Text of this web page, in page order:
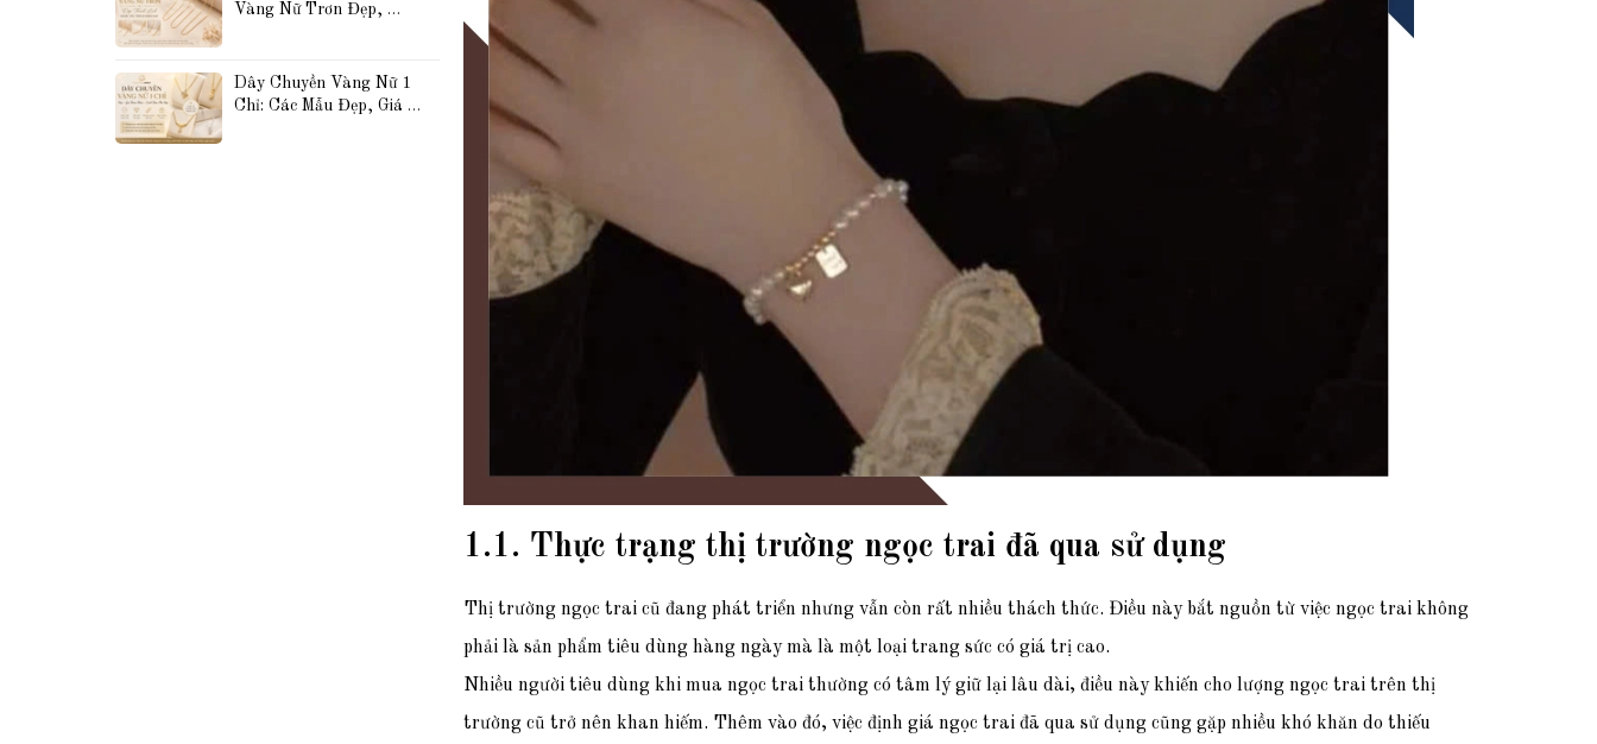
1.1. Thực trạng thị trường ngọc trai đã qua sử dụng
Thị trường ngọc trai cũ đang phát triển nhưng vẫn còn rất nhiều thách thức. Điều này bắt nguồn từ việc ngọc trai không
phải là sản phẩm tiêu dùng hàng ngày mà là một loại trang sức có giá trị cao.
Nhiều người tiêu dùng khi mua ngọc trai thường có tâm lý giữ lại lâu dài, điều này khiến cho lượng ngọc trai trên thị
trường cũ trở nên khan hiếm. Thêm vào đó, việc định giá ngọc trai đã qua sử dụng cũng gặp nhiều khó khăn do thiếu
Vàng Nữ Trơn Đẹp,
Nay
Dây Chuyền Vàng Nữ 1
Chỉ: Các Mẫu Đẹp, Giá